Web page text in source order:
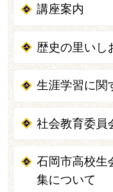
講座案内
歴史の里いし
生涯学習に関
社会教育委員
石岡市高校生
集について